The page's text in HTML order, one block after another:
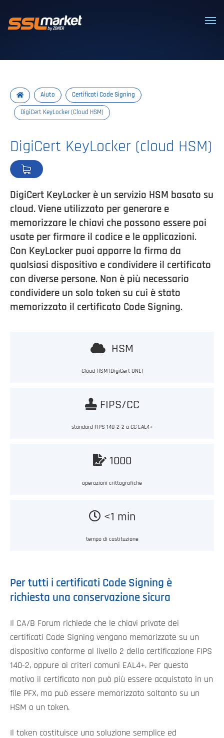
Aiuto Certificati Code Signing
DigiCert KeyLocker (Cloud HSM)
DigiCert KeyLocker (cloud HSM)
DigiCert KeyLocker è un servizio HSM basato su
cloud. Viene utilizzato per generare e
memorizzare le chiavi che possono essere poi
usate per firmare il codice e le applicazioni.
Con KeyLocker puoi apporre la firma da
qualsiasi dispositivo e condividere il certificato
con diverse persone. Non è più necessario
condividere un solo token su cui è stato
memorizzato il certificato Code Signing.
HSM
Cloud HSM (DigiCert ONE)
FIPS/CC
standard FIPS 140-2-2 a CC EAL4+
1000
operazioni crittografiche
<1 min
tempo di costituzione
Per tutti i certificati Code Signing è
richiesta una conservazione sicura
Il CA/B Forum richiede che le chiavi private dei
certificati Code Signing vengano memorizzate su un
dispositivo conforme al livello 2 della certificazione FIPS
140-2, oppure ai criteri comuni EAL4+. Per questo
motivo il certificato non può più essere acquistato in un
file PFX, ma può essere memorizzato soltanto su un
HSM o un token.
Il token costituisce una soluzione semplice ed